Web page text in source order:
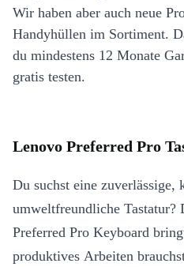
Wir haben aber auch neue
Handyhüllen im Sortiment.
du mindestens 12 Monate
gratis testen.
Lenovo Preferred Pro
Du suchst eine zuverlässige,
umweltfreundliche Tastatur?
Preferred Pro Keyboard
produktives Arbeiten